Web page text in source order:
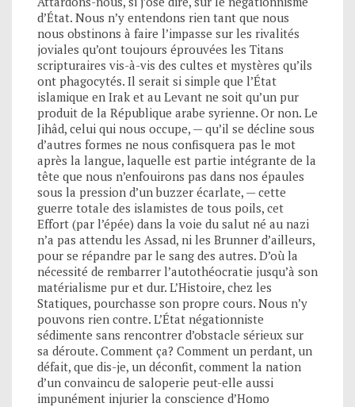
d’État. Nous n’y entendons rien tant que nous
nous obstinons à faire l’impasse sur les rivalités
joviales qu’ont toujours éprouvées les Titans
scripturaires vis-à-vis des cultes et mystères qu’ils
ont phagocytés. Il serait si simple que l’État
islamique en Irak et au Levant ne soit qu’un pur
produit de la République arabe syrienne. Or non. Le
Jihâd, celui qui nous occupe, — qu’il se décline sous
d’autres formes ne nous confisquera pas le mot
après la langue, laquelle est partie intégrante de la
tête que nous n’enfouirons pas dans nos épaules
sous la pression d’un buzzer écarlate, — cette
guerre totale des islamistes de tous poils, cet
Effort (par l’épée) dans la voie du salut né au nazi
n’a pas attendu les Assad, ni les Brunner d’ailleurs,
pour se répandre par le sang des autres. D’où la
nécessité de rembarrer l’autothéocratie jusqu’à son
matérialisme pur et dur. L’Histoire, chez les
Statiques, pourchasse son propre cours. Nous n’y
pouvons rien contre. L’État négationniste
sédimente sans rencontrer d’obstacle sérieux sur
sa déroute. Comment ça? Comment un perdant, un
défait, que dis-je, un déconfit, comment la nation
d’un convaincu de saloperie peut-elle aussi
impunément injurier la conscience d’Homo